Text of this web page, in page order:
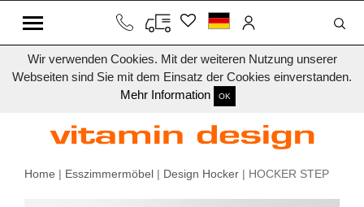
Wir verwenden Cookies. Mit der weiteren Nutzung unserer
Webseiten sind Sie mit dem Einsatz der Cookies einverstanden.
Mehr Information
OK
Home | Esszimmermöbel | Design Hocker | HOCKER STEP